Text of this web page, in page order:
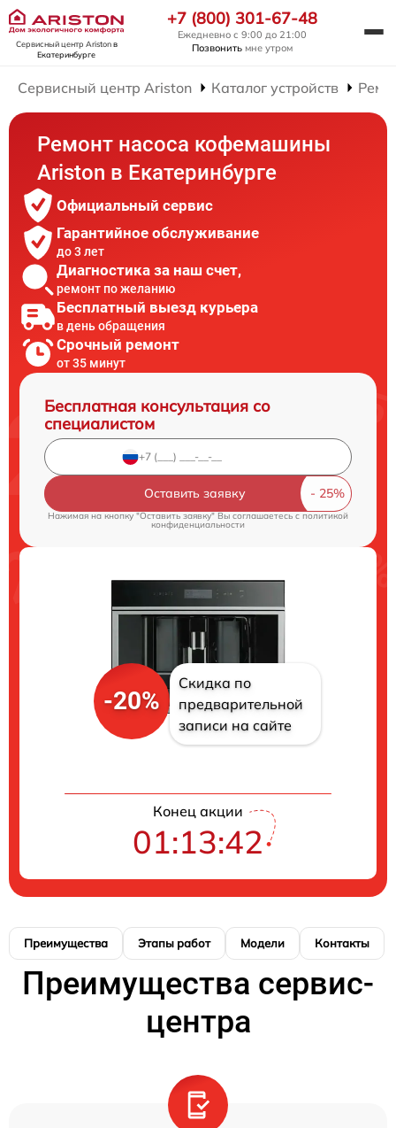
Сервисный центр Aristonв
Екатеринбурге
+7 (800) 301-67-48
Ежедневно с 9:00 до 21:00
Позвонить мне утром
Сервисный центр Ariston Каталог устройств
Ремонт насоса кофемашины
Ariston в Екатеринбурге
Официальный сервис
Гарантийное обслуживание
до 3 лет
Диагностика за наш счет,
ремонт по желанию
Бесплатный выезд курьера
в день обращения
Срочный ремонт
от 35 минут
Бесплатная консультация со
специалистом
Оставить заявку
Нажимая на кнопку "Оставить заявку" Вы соглашаетесь cполитикой
конфиденциальности
-20%
Скидка по
предварительной
записи на сайте
Конец акции
01:13:41
Преимущества Этапы работ Модели Контакты
Преимущества сервис-
центра